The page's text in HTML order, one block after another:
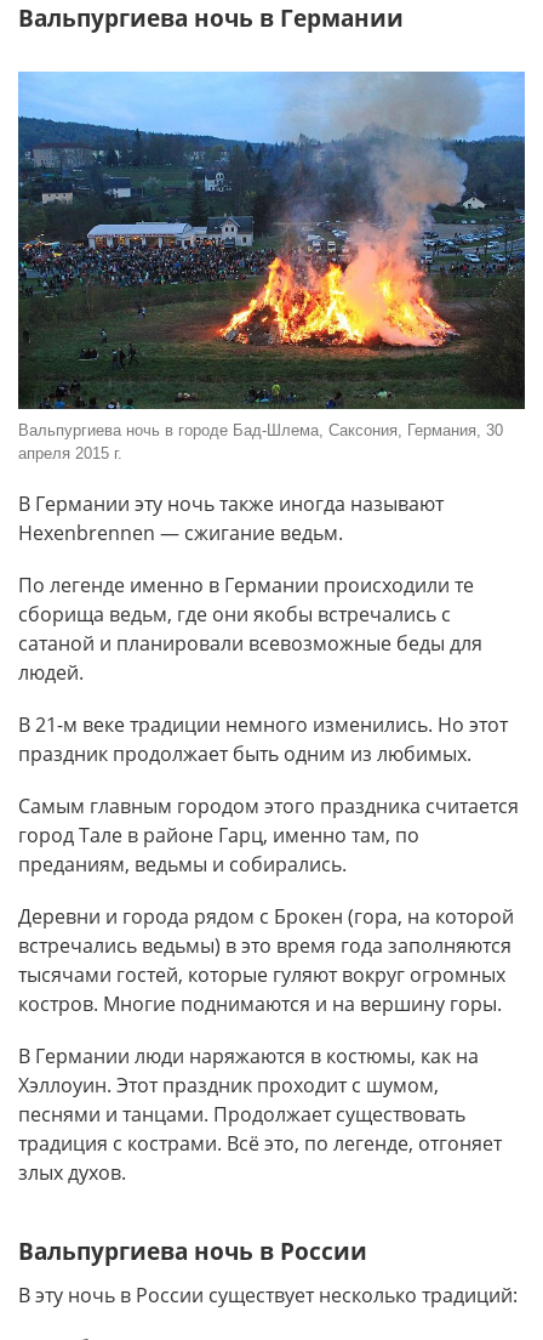
Вальпургиева ночь в Германии
Вальпургиева ночь в городе Бад-Шлема, Саксония, Германия, 30
апреля 2015 г.
В Германии эту ночь также иногда называют
Hexenbrennen — сжигание ведьм.
По легенде именно в Германии происходили те
сборища ведьм, где они якобы встречались с
сатаной и планировали всевозможные беды для
людей.
В 21-м веке традиции немного изменились. Но этот
праздник продолжает быть одним из любимых.
Самым главным городом этого праздника считается
город Тале в районе Гарц, именно там, по
преданиям, ведьмы и собирались.
Деревни и города рядом с Брокен (гора, на которой
встречались ведьмы) в это время года заполняются
тысячами гостей, которые гуляют вокруг огромных
костров. Многие поднимаются и на вершину горы.
В Германии люди наряжаются в костюмы, как на
Хэллоуин. Этот праздник проходит с шумом,
песнями и танцами. Продолжает существовать
традиция с кострами. Всё это, по легенде, отгоняет
злых духов.
Вальпургиева ночь в России
В эту ночь в России существует несколько традиций: